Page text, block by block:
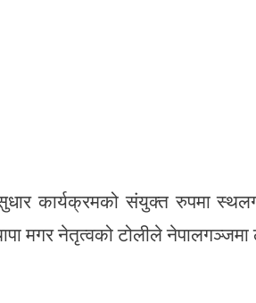
कार्यक्रमको संयुक्त रुपमा
मगर नेतृत्वको टोलीले